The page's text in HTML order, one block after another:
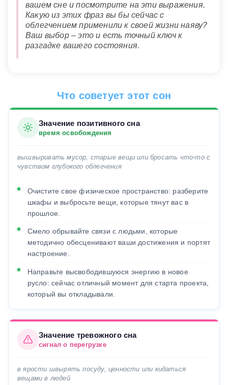
вашем сне и посмотрите на эти выражения.
Какую из этих фраз вы бы сейчас с
облегчением применили к своей жизни наяву?
Ваш выбор – это и есть точный ключ к
разгадке вашего состояния.
Что советует этот сон
Значение позитивного сна
время освобождения
вышвыривать мусор, старые вещи или бросать что-то с
чувством глубокого облегчения
Очистите свое физическое пространство: разберите
шкафы и выбросьте вещи, которые тянут вас в
прошлое.
Смело обрывайте связи с людьми, которые
методично обесценивают ваши достижения и портят
настроение.
Направьте высвободившуюся энергию в новое
русло: сейчас отличный момент для старта проекта,
который вы откладывали.
Значение тревожного сна
сигнал о перегрузке
в ярости швырять посуду, ценности или кидаться
вещами в людей